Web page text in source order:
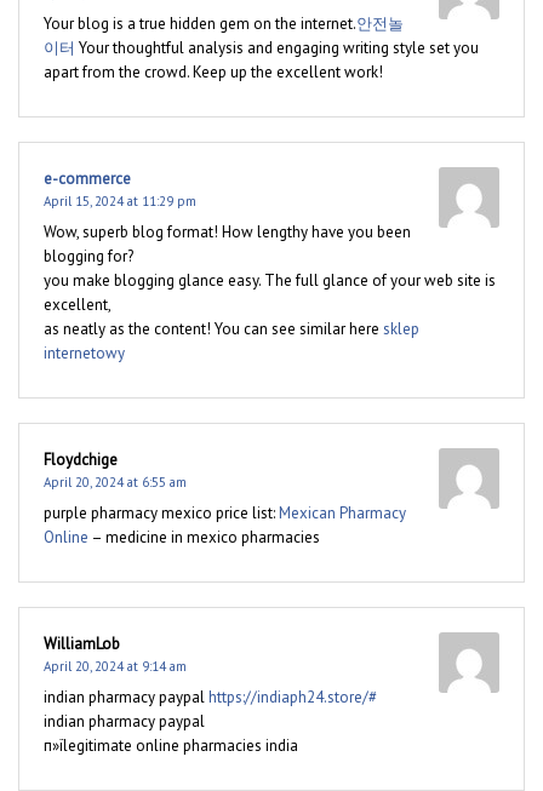
Your blog is a true hidden gem on the internet.안전놀
이터 Your thoughtful analysis and engaging writing style set you
apart from the crowd. Keep up the excellent work!
e-commerce
April 15, 2024 at 11:29 pm
Wow, superb blog format! How lengthy have you been
blogging for?
you make blogging glance easy. The full glance of your web site is
excellent,
as neatly as the content! You can see similar here sklep
internetowy
Floydchige
April 20, 2024 at 6:55 am
purple pharmacy mexico price list:Mexican Pharmacy
Online – medicine in mexico pharmacies
WilliamLob
April 20, 2024 at 9:14 am
indian pharmacy paypalhttps://indiaph24.store/#
indian pharmacy paypal
п»їlegitimate online pharmacies india